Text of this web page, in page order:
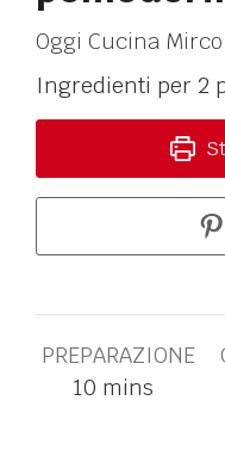
Oggi Cucina Mirco
Ingredienti per 2
PREPARAZIONE
10 mins